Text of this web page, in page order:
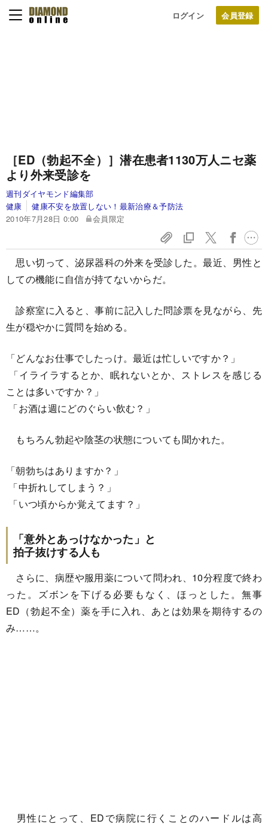
ログイン
［ED（勃起不全）］潜在患者1130万人ニセ薬
より外来受診を
週刊ダイヤモンド編集部
健康
健康不安を放置しない！最新治療＆予防法
2010年7月28日 0:00
会員限定
思い切って、泌尿器科の外来を受診した。最近、男性と
しての機能に自信が持てないからだ。
診察室に入ると、事前に記入した問診票を見ながら、先
生が穏やかに質問を始める。
「どんなお仕事でしたっけ。最近は忙しいですか？」
「イライラするとか、眠れないとか、ストレスを感じる
ことは多いですか？」
「お酒は週にどのぐらい飲む？」
もちろん勃起や陰茎の状態についても聞かれた。
「朝勃ちはありますか？」
「中折れしてしまう？」
「いつ頃からか覚えてます？」
「意外とあっけなかった」と
拍子抜けする人も
さらに、病歴や服用薬について問われ、10分程度で終わ
った。ズボンを下げる必要もなく、ほっとした。無事
ED（勃起不全）薬を手に入れ、あとは効果を期待するの
み……。
男性にとって、EDで病院に行くことのハードルは高